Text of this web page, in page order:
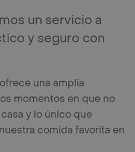
un servicio a
y seguro con
una amplia
momentos en que no
y lo único que
comida favorita en